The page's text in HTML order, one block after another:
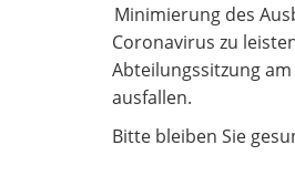
Minimierung des
Coronavirus zu
Abteilungssitzung
ausfallen.
Bitte bleiben Sie